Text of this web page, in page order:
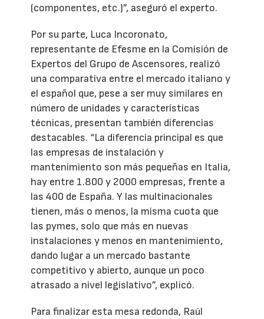
(componentes, etc.)”, aseguró el experto.
Por su parte, Luca Incoronato,
representante de Efesme en la Comisión de
Expertos del Grupo de Ascensores, realizó
una comparativa entre el mercado italiano y
el español que, pese a ser muy similares en
número de unidades y características
técnicas, presentan también diferencias
destacables. “La diferencia principal es que
las empresas de instalación y
mantenimiento son más pequeñas en Italia,
hay entre 1.800 y 2000 empresas, frente a
las 400 de España. Y las multinacionales
tienen, más o menos, la misma cuota que
las pymes, solo que más en nuevas
instalaciones y menos en mantenimiento,
dando lugar a un mercado bastante
competitivo y abierto, aunque un poco
atrasado a nivel legislativo”, explicó.
Para finalizar esta mesa redonda, Raúl